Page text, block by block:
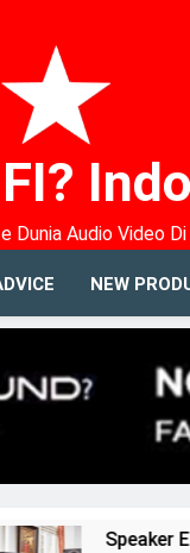
Dunia Audio Video
NEW
Speaker Elac